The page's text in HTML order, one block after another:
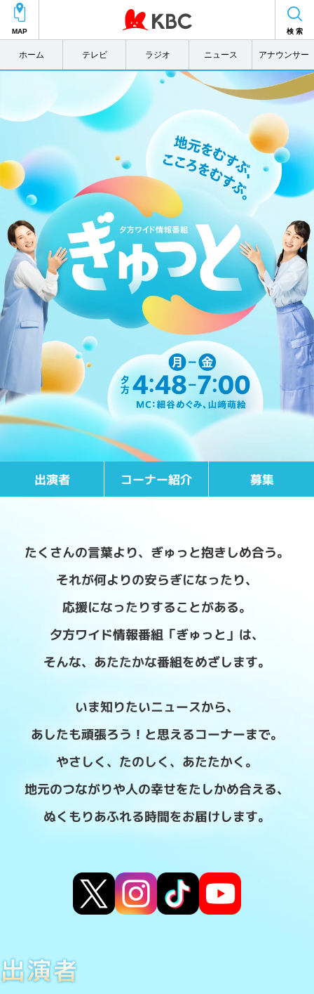
MAP 検 索
ホーム テレビ ラジオ ニュース アナウンサー
出演者 コーナー紹介 募集
たくさんの言葉より、ぎゅっと抱きしめ合う。
それが何よりの安らぎになったり、
応援になったりすることがある。
夕方ワイド情報番組「ぎゅっと」は、
そんな、あたたかな番組をめざします。
いま知りたいニュースから、
あしたも頑張ろう！と思えるコーナーまで。
やさしく、たのしく、あたたかく。
地元のつながりや人の幸せをたしかめ合える、
ぬくもりあふれる時間をお届けします。